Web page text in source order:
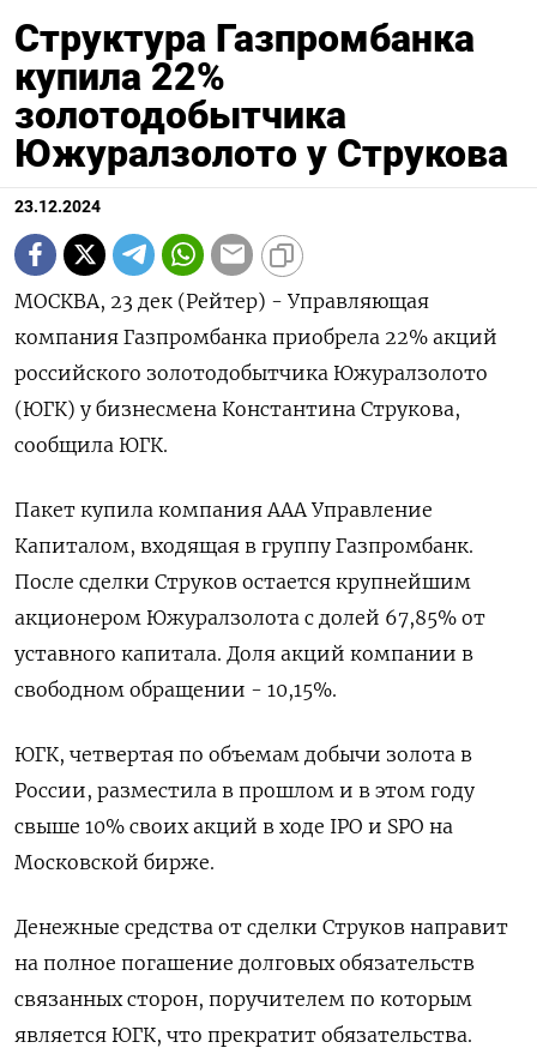
Структура Газпромбанка
купила 22%
золотодобытчика
Южуралзолото у Струкова
23.12.2024
МОСКВА, 23 дек (Рейтер) - Управляющая
компания Газпромбанка приобрела 22% акций
российского золотодобытчика Южуралзолото
(ЮГК) у бизнесмена Константина Струкова,
сообщила ЮГК.
Пакет купила компания ААА Управление
Капиталом, входящая в группу Газпромбанк.
После сделки Струков остается крупнейшим
акционером Южуралзолота с долей 67,85% от
уставного капитала. Доля акций компании в
свободном обращении - 10,15%.
ЮГК, четвертая по объемам добычи золота в
России, разместила в прошлом и в этом году
свыше 10% своих акций в ходе IPO и SPO на
Московской бирже.
Денежные средства от сделки Струков направит
на полное погашение долговых обязательств
связанных сторон, поручителем по которым
является ЮГК, что прекратит обязательства.